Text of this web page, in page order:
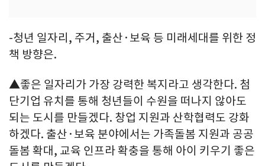
-청년 일자리, 주거, 출산·보육 등 미래세대를 위한 정
책 방향은.
▲좋은 일자리가 가장 강력한 복지라고 생각한다. 첨
단기업 유치를 통해 청년들이 수원을 떠나지 않아도
되는 도시를 만들겠다. 창업 지원과 산학협력도 강화
하겠다. 출산·보육 분야에서는 가족돌봄 지원과 공공
돌봄 확대, 교육 인프라 확충을 통해 아이 키우기 좋은